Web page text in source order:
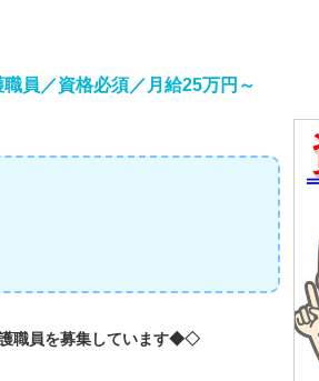
員／資格必須／月給25万円～
職員を募集しています◆◇